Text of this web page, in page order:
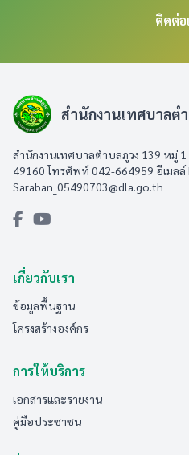
ติดต่อ
สำนักงานเทศบาลต
สำนักงานเทศบาลตำบลภูวง 139 หมู่
49160 โทรศัพท์ 042-664959 อีเมลล์
Saraban_05490703@dla.go.th
เกี่ยวกับเรา
ข้อมูลพื้นฐาน
โครงสร้างองค์กร
การให้บริการ
เอกสารและรายงาน
คู่มือประชาชน